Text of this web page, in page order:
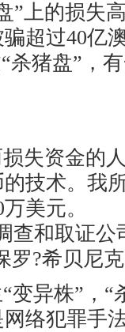
”上的损失
超过40亿
杀猪盘”，
资金的
技术。我
美元。
证公司
罗?希贝尼克
异株”，“
络犯罪手